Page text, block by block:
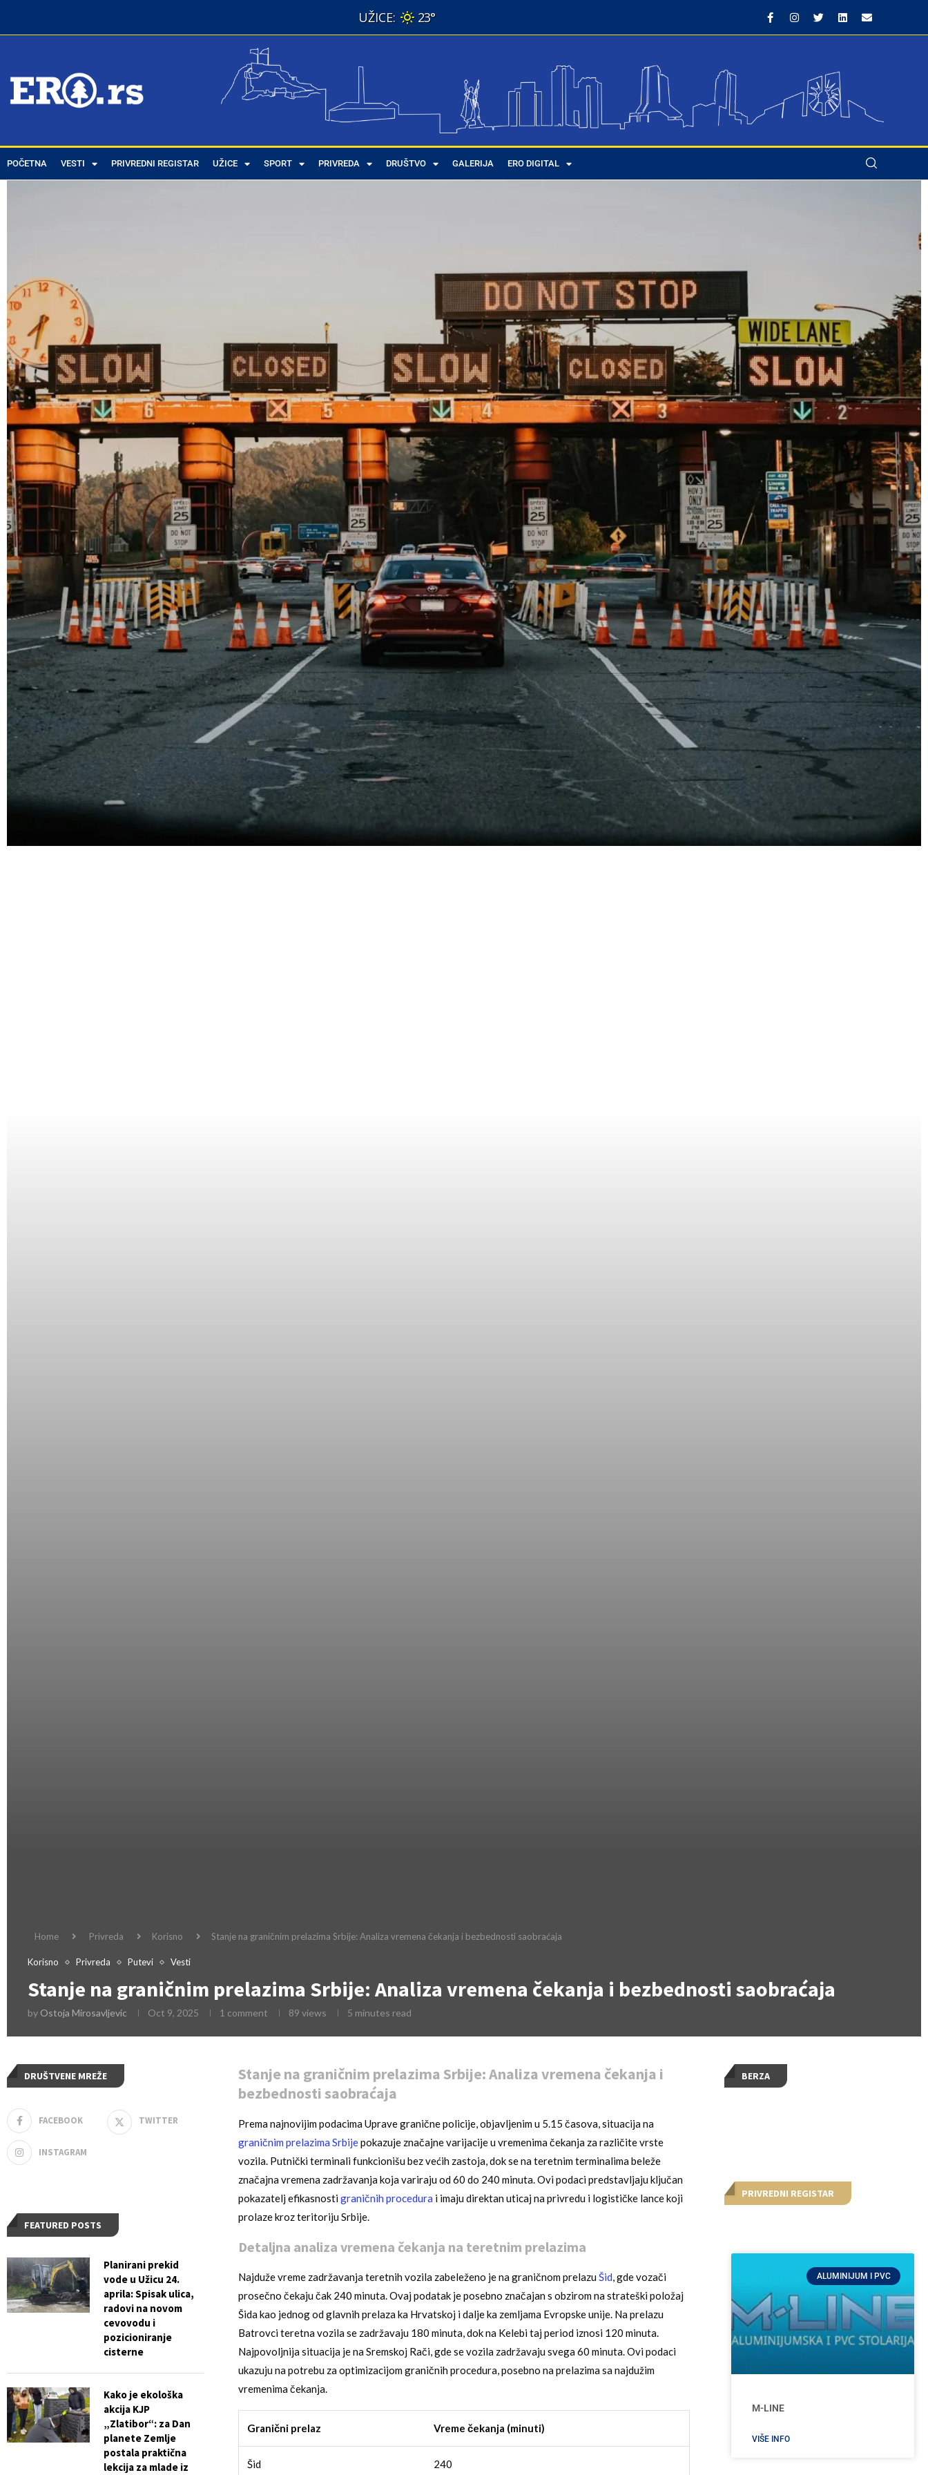
23°
POČETNA VESTI PRIVREDNI REGISTAR UŽICE SPORT PRIVREDA DRUŠTVO GALERIJA ERO DIGITAL
Home Privreda Korisno Stanje na graničnim prelazima Srbije: Analiza vremena čekanja i bezbednosti saobraćaja
Korisno Privreda Putevi Vesti
Stanje na graničnim prelazima Srbije: Analiza vremena čekanja i bezbednosti saobraćaja
by Ostoja Mirosavljevic Oct 9, 2025 1 comment 89 views 5 minutes read
Stanje na graničnim prelazima Srbije: Analiza vremena čekanja i
bezbednosti saobraćaja
Prema najnovijim podacima Uprave granične policije, objavljenim u 5.15 časova, situacija na
graničnim prelazima Srbijepokazuje značajne varijacije u vremenima čekanja za različite vrste
vozila. Putnički terminali funkcionišu bez većih zastoja, dok se na teretnim terminalima beleže
značajna vremena zadržavanja koja variraju od 60 do 240 minuta. Ovi podaci predstavljaju ključan
pokazatelj efikasnostigraničnih procedura i imaju direktan uticaj na privredu i logističke lance koji
prolaze kroz teritoriju Srbije.
Detaljna analiza vremena čekanja na teretnim prelazima
Najduže vreme zadržavanja teretnih vozila zabeleženo je na graničnom prelazuŠid, gde vozači
prosečno čekaju čak 240 minuta. Ovaj podatak je posebno značajan s obzirom na strateški položaj
Šida kao jednog od glavnih prelaza ka Hrvatskoj i dalje ka zemljama Evropske unije. Na prelazu
Batrovci teretna vozila se zadržavaju 180 minuta, dok na Kelebi taj period iznosi 120 minuta.
Najpovoljnija situacija je na Sremskoj Rači, gde se vozila zadržavaju svega 60 minuta. Ovi podaci
ukazuju na potrebu za optimizacijom graničnih procedura, posebno na prelazima sa najdužim
vremenima čekanja.
Granični prelaz Vreme čekanja (minuti)
Šid 240
BERZA
PRIVREDNI REGISTAR
ALUMINIJUM I PVC
M-LINE
VIŠE INFO
DRUŠTVENE MREŽE
FACEBOOK TWITTER
INSTAGRAM
FEATURED POSTS
Planirani prekid
vode u Užicu 24.
aprila: Spisak ulica,
radovi na novom
cevovodu i
pozicioniranje
cisterne
Kako je ekološka
akcija KJP
„Zlatibor“: za Dan
planete Zemlje
postala praktična
lekcija za mlade iz